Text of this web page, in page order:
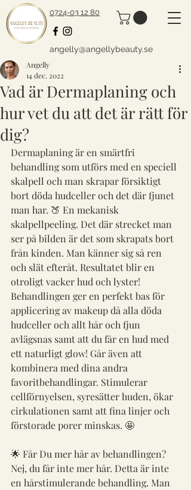
0724-03 12 80
angelly@angellybeauty.se
Vad är Dermaplaning och
hur vet du att det är rätt för
dig?
Angelly
14 dec. 2022
Dermaplaning är en smärtfri
behandling som utförs med en speciell
skalpell och man skrapar försiktigt
bort döda hudceller och det där fjunet
man har. 🍑 En mekanisk
skalpellpeeling. Det där strecket man
ser på bilden är det som skrapats bort
från kinden. Man känner sig så ren
och slät efteråt. Resultatet blir en
otroligt vacker hud och lyster!
Behandlingen ger en perfekt bas för
applicering av makeup då alla döda
hudceller och allt hår och fjun
avlägsnas samt att du får en hud med
ett naturligt glow! Går även att
kombinera med dina andra
favoritbehandlingar. Stimulerar
cellförnyelsen, syresätter huden, ökar
cirkulationen samt att fina linjer och
förstorade porer minskas. 🤩
🌟 Får Du mer hår av behandlingen?
Nej, du får inte mer hår. Detta är inte
en hårstimulerande behandling. Man